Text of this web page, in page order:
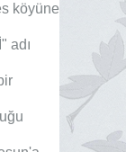
köyüne
adı